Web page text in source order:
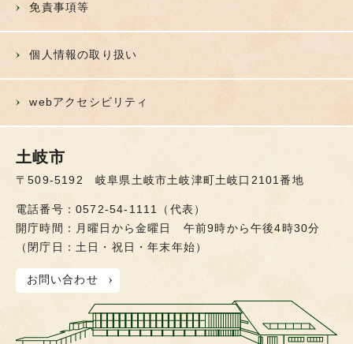
免責事項等
個人情報の取り扱い
webアクセシビリティ
土岐市
〒509-5192 岐阜県土岐市土岐津町土岐口2101番地
電話番号：0572-54-1111（代表）
開庁時間：月曜日から金曜日 午前9時から午後4時30分
（閉庁日：土日・祝日・年末年始）
お問い合わせ